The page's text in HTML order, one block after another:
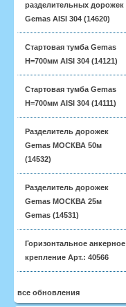
разделительных дорожек
Gemas AISI 304 (14620)
Стартовая тумба Gemas
H=700мм AISI 304 (14121)
Стартовая тумба Gemas
H=700мм AISI 304 (14111)
Разделитель дорожек
Gemas МОСКВА 50м
(14532)
Разделитель дорожек
Gemas МОСКВА 25м
Gemas (14531)
Горизонтальное анкерное
крепление Арт.: 40566
все обновления